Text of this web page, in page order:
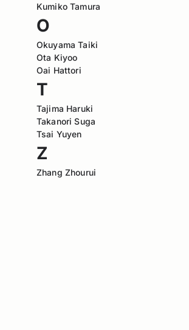
Kumiko Tamura
O
Okuyama Taiki
Ota Kiyoo
Oai Hattori
T
Tajima Haruki
Takanori Suga
Tsai Yuyen
Z
Zhang Zhourui